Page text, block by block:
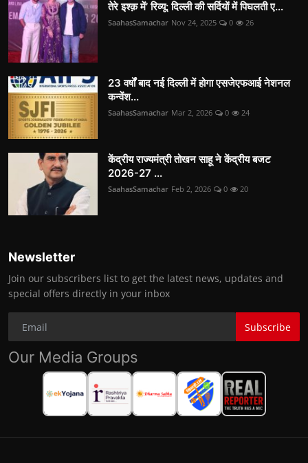
तेरे इश्क़ में’ रिव्यू: दिल्ली की सर्दियों में पिघलती ए...
SaahasSamachar Nov 24, 2025 0 26
23 वर्षों बाद नई दिल्ली में होगा एसजेएफआई नेशनल
कन्वेंश...
SaahasSamachar Mar 2, 2026 0 24
केंद्रीय राज्यमंत्री तोखन साहू ने केंद्रीय बजट
2026-27 ...
SaahasSamachar Feb 2, 2026 0 20
Newsletter
Join our subscribers list to get the latest news, updates and
special offers directly in your inbox
Subscribe
Our Media Groups